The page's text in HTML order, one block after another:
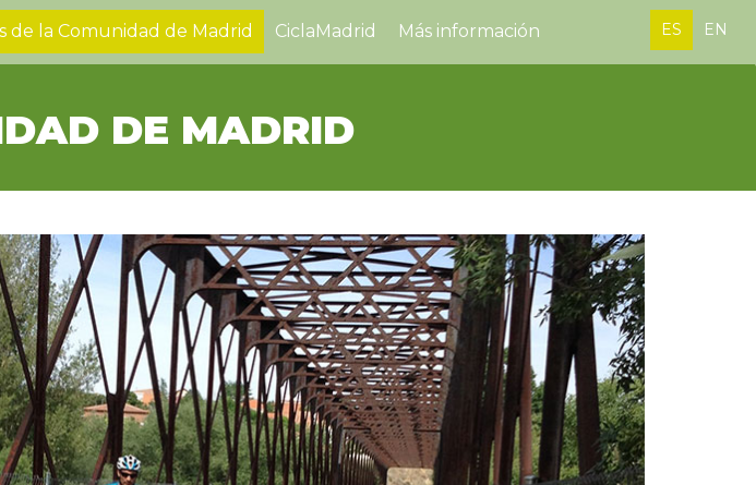
de la Comunidad de Madrid CiclaMadrid Más información ES EN
DE MADRID